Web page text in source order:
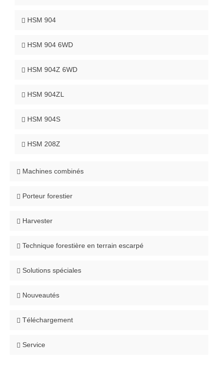
HSM 904
HSM 904 6WD
HSM 904Z 6WD
HSM 904ZL
HSM 904S
HSM 208Z
Machines combinés
Porteur forestier
Harvester
Technique forestière en terrain escarpé
Solutions spéciales
Nouveautés
Téléchargement
Service